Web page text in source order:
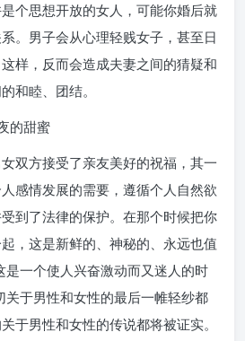
个思想开放的女人，可能你婚后就
。男子会从心理轻贱女子，甚至日
样，反而会造成夫妻之间的猜疑和
和睦、团结。
的甜蜜
双方接受了亲友美好的祝福，其一
感情发展的需要，遵循个人自然欲
到了法律的保护。在那个时候把你
，这是新鲜的、神秘的、永远也值
是一个使人兴奋激动而又迷人的时
关于男性和女性的最后一帷轻纱都
于男性和女性的传说都将被证实。